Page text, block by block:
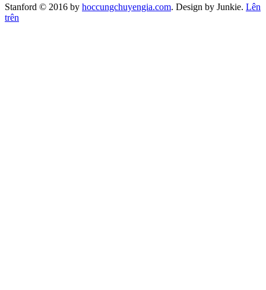
Stanford © 2016 by hoccungchuyengia.com. Design by Junkie. Lên
trên